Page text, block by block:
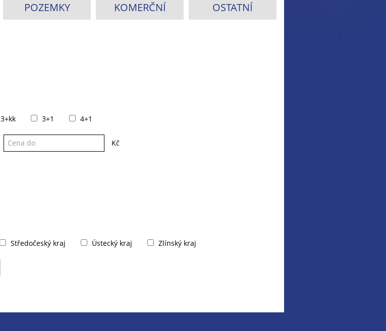
POZEMKY KOMERČNÍ OSTATNÍ
3+kk 3+1 4+1
Kč
Středočeský kraj Ústecký kraj Zlínský kraj